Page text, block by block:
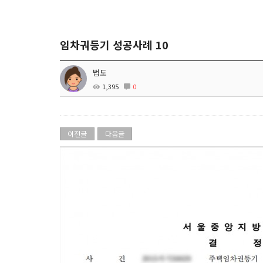
임차궈등기 성공사례 10
법도
1,395 0
이전글 다음글